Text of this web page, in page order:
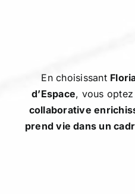
En choisissant
d’Espace, vous
collaborative
prend vie dans un